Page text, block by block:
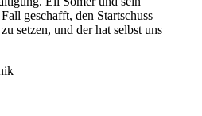
geschafft, den Startschuss
setzen, und der hat selbst uns